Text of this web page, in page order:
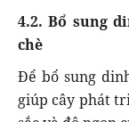
4.2. Bổ sung
chè
Để bổ sung
giúp cây phát